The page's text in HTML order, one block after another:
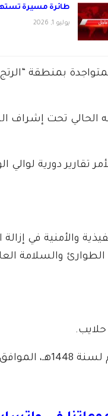
طائرة مسيرة
يوليو 1, 2026
بمنطقة
تحت إشراف
تقارير دورية لوالي
والأمنية في إزالة
حلايب.
​يعمل به من تاريخ التوقيع، في